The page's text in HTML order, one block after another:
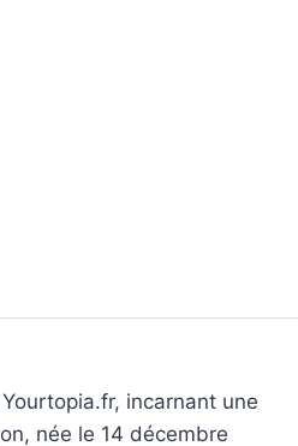
incarnant une
née le 14 décembre